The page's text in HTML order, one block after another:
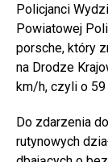
Policjanci
Powiatowej
porsche, który
na Drodze
km/h, czyli o
Do zdarzenia
rutynowych